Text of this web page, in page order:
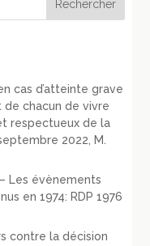
cas d’atteinte grave
chacun de vivre
respectueux de la
2022, M.
Les évènements
en 1974: RDP 1976
contre la décision